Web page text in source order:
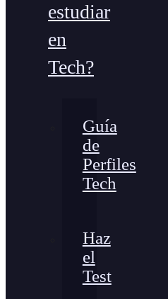
estudiar
en
Tech?
Guía
de
Perfiles
Tech
Haz
el
Test